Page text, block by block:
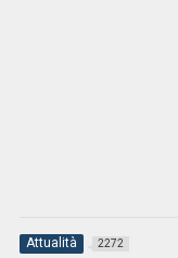
Attualità 2272